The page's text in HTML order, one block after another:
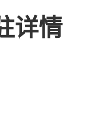
详情